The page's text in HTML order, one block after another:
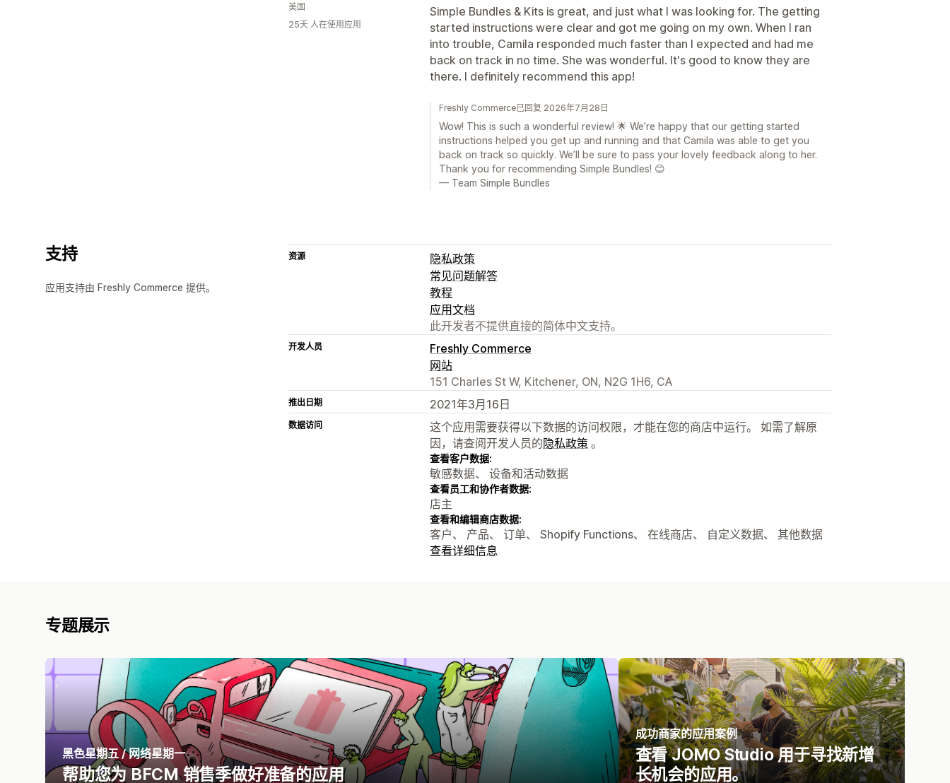
Simple Bundles & Kits is great, and just what I was looking for. The getting
started instructions were clear and got me going on my own. When I ran
into trouble, Camila responded much faster than I expected and had me
back on track in no time. She was wonderful. It's good to know they are
there. I definitely recommend this app!
美国
25天 人在使用应用
Freshly Commerce已回复 2026年7月28日
Wow! This is such a wonderful review! 🌟 We’re happy that our getting started
instructions helped you get up and running and that Camila was able to get you
back on track so quickly. We’ll be sure to pass your lovely feedback along to her.
Thank you for recommending Simple Bundles! 😊
— Team Simple Bundles
支持
应用支持由 Freshly Commerce 提供。
资源
隐私政策
常见问题解答
教程
应用文档
此开发者不提供直接的简体中文支持。
开发人员
Freshly Commerce
网站
151 Charles St W, Kitchener, ON, N2G 1H6, CA
推出日期 2021年3月16日
数据访问
这个应用需要获得以下数据的访问权限，才能在您的商店中运行。 如需了解原
因，请查阅开发人员的隐私政策 。
查看客户数据:
敏感数据、 设备和活动数据
查看员工和协作者数据:
店主
查看和编辑商店数据:
客户、 产品、 订单、 Shopify Functions、 在线商店、 自定义数据、 其他数据
查看详细信息
专题展示
黑色星期五 / 网络星期一
帮助您为 BFCM 销售季做好准备的应用
成功商家的应用案例
查看 JOMO Studio 用于寻找新增
长机会的应用。